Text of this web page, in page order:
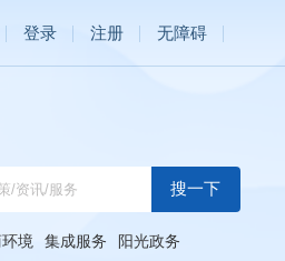
登录 注册 无障碍
境 集成服务 阳光政务